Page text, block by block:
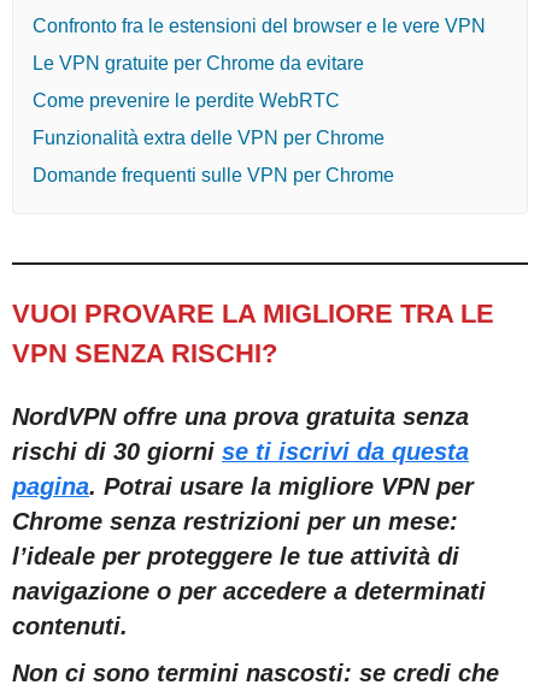
Confronto fra le estensioni del browser e le vere VPN
Le VPN gratuite per Chrome da evitare
Come prevenire le perdite WebRTC
Funzionalità extra delle VPN per Chrome
Domande frequenti sulle VPN per Chrome
VUOI PROVARE LA MIGLIORE TRA LE
VPN SENZA RISCHI?
NordVPN offre una prova gratuita senza
rischi di 30 giorni se ti iscrivi da questa
pagina. Potrai usare la migliore VPN per
Chrome senza restrizioni per un mese:
l’ideale per proteggere le tue attività di
navigazione o per accedere a determinati
contenuti.
Non ci sono termini nascosti: se credi che